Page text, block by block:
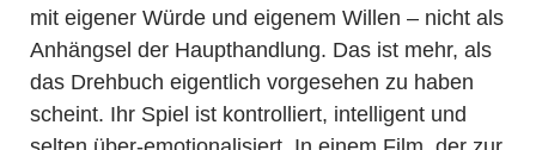
mit eigener Würde und eigenem Willen – nicht als
Anhängsel der Haupthandlung. Das ist mehr, als
das Drehbuch eigentlich vorgesehen zu haben
scheint. Ihr Spiel ist kontrolliert, intelligent und